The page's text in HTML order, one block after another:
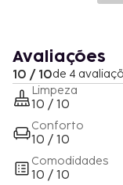
Avaliações
10 / 10de 4
Limpeza
10 / 10
Conforto
10 / 10
Comodidades
10 / 10